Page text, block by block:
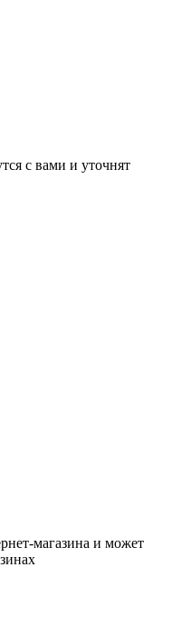
с вами и уточнят
магазина и может